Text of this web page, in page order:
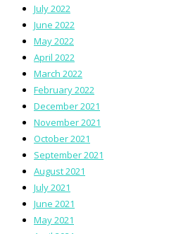
July 2022
June 2022
May 2022
April 2022
March 2022
February 2022
December 2021
November 2021
October 2021
September 2021
August 2021
July 2021
June 2021
May 2021